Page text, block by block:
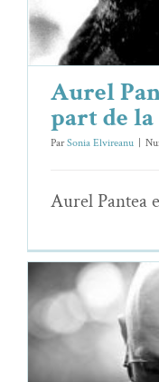
Aurel
part de
ParSonia Elvireanu
Aurel Pan­tea